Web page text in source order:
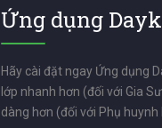
Ứng dụng
Hãy cài đặt ngay Ứng dụng
lớp nhanh hơn (đối với Gia
dàng hơn (đối với Phụ huynh